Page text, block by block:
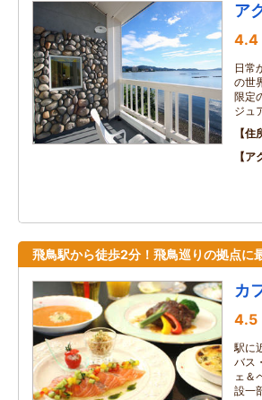
ア
4.4
日常
の世
限定
ジュ
住
ア
飛鳥駅から徒歩2分！飛鳥巡りの拠点に
カ
4.5
駅に
バス
ェ＆
設一